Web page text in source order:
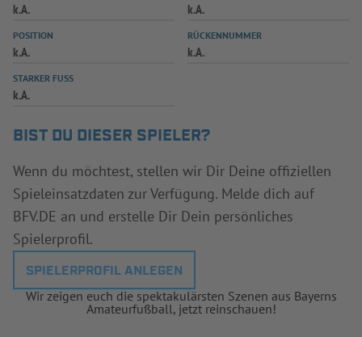
k.A. k.A.
POSITION
k.A.
RÜCKENNUMMER
k.A.
STARKER FUSS
k.A.
BIST DU DIESER SPIELER?
Wenn du möchtest, stellen wir Dir Deine offiziellen
Spieleinsatzdaten zur Verfügung. Melde dich auf
BFV.DE an und erstelle Dir Dein persönliches
Spielerprofil.
SPIELERPROFIL ANLEGEN
Wir zeigen euch die spektakulärsten Szenen aus Bayerns
Amateurfußball, jetzt reinschauen!